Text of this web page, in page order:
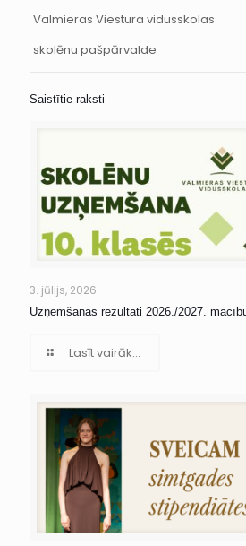
Valmieras Viestura vidusskolas
skolēnu pašpārvalde
Saistītie raksti
3. jūlijs, 2026
Uzņemšanas rezultāti 2026./2027.
Lasīt vairāk...